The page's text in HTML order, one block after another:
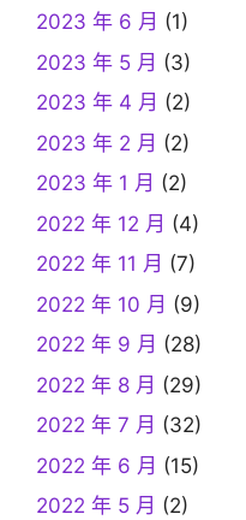
2023 年 6 月 (1)
2023 年 5 月 (3)
2023 年 4 月 (2)
2023 年 2 月 (2)
2023 年 1 月 (2)
2022 年 12 月 (4)
2022 年 11 月 (7)
2022 年 10 月 (9)
2022 年 9 月 (28)
2022 年 8 月 (29)
2022 年 7 月 (32)
2022 年 6 月 (15)
2022 年 5 月 (2)